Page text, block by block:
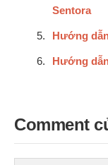
Sentora
Hướng
Hướng
Comment